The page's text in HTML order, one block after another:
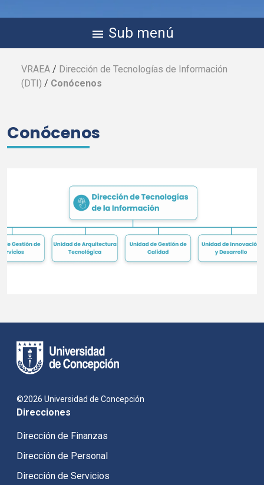
menu Sub menú
VRAEA / Dirección de Tecnologías de Información
(DTI) / Conócenos
Conócenos
Direcciones
Dirección de Finanzas
Dirección de Personal
Dirección de Servicios
©2026 Universidad de Concepción